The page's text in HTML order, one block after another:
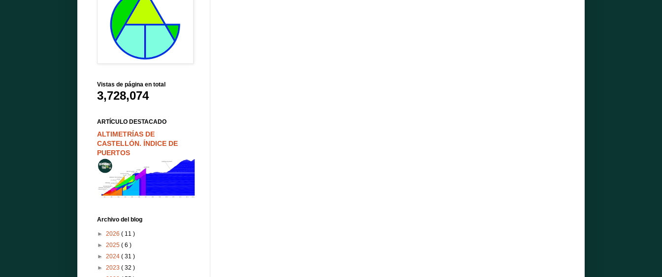
Vistas de página en total
3,728,074
ARTÍCULO DESTACADO
ALTIMETRÍAS DE
CASTELLÓN. ÍNDICE DE
PUERTOS
Archivo del blog
► 2026 ( 11 )
► 2025 ( 6 )
► 2024 ( 31 )
► 2023 ( 32 )